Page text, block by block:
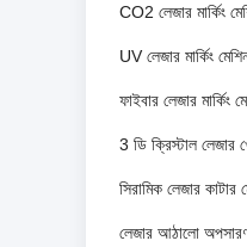
CO2 লেজার মার্কিং
UV লেজার মার্কিং
ফাইবার লেজার মার্কিং
3 ডি ক্রিস্টাল লেজার
সিরামিক লেজার কাটার
লেজার আঠালো